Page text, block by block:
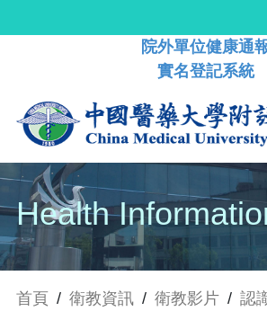
院外單位健康通
實名登記系統
Health
首頁 / 衛教資訊 / 衛教影片 / 認